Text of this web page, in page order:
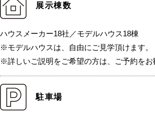
展示棟数
ハウスメーカー18社／モデルハウス18棟
※モデルハウスは、自由にご見学頂けます。
※詳しいご説明をご希望の方は、ご予約をお
駐車場